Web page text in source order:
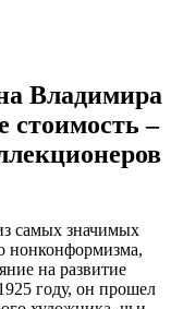
Владимира
стоимость –
самых значимых
нонконформизма,
на развитие
году, он прошел